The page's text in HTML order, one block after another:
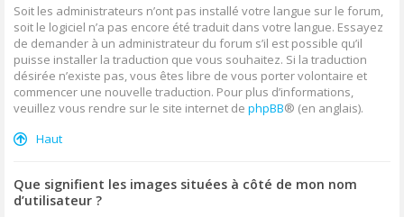
Soit les administrateurs n’ont pas installé votre langue sur le forum,
soit le logiciel n’a pas encore été traduit dans votre langue. Essayez
de demander à un administrateur du forum s’il est possible qu’il
puisse installer la traduction que vous souhaitez. Si la traduction
désirée n’existe pas, vous êtes libre de vous porter volontaire et
commencer une nouvelle traduction. Pour plus d’informations,
veuillez vous rendre sur le site internet de phpBB® (en anglais).
Haut
Que signifient les images situées à côté de mon nom
d’utilisateur ?